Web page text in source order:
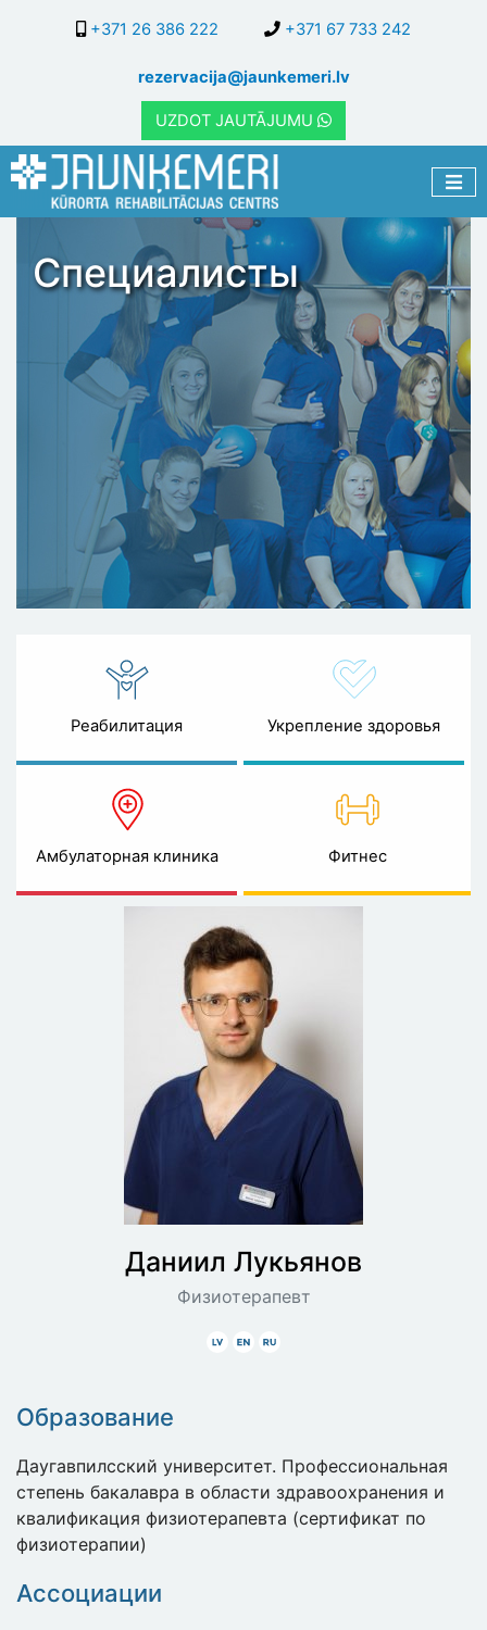
основному
содержанию
+371 26 386 222 +371 67 733 242
rezervacija@jaunkemeri.lv
UZDOT JAUTĀJUMU
Специалисты
Реабилитация Укрепление здоровья
Амбулаторная клиника Фитнес
Даниил Лукьянов
Физиотерапевт
Latviski
AngliskiKrieviski
Образование
Даугавпилсский университет. Профессиональная
степень бакалавра в области здравоохранения и
квалификация физиотерапевта (сертификат по
физиотерапии)
Ассоциации